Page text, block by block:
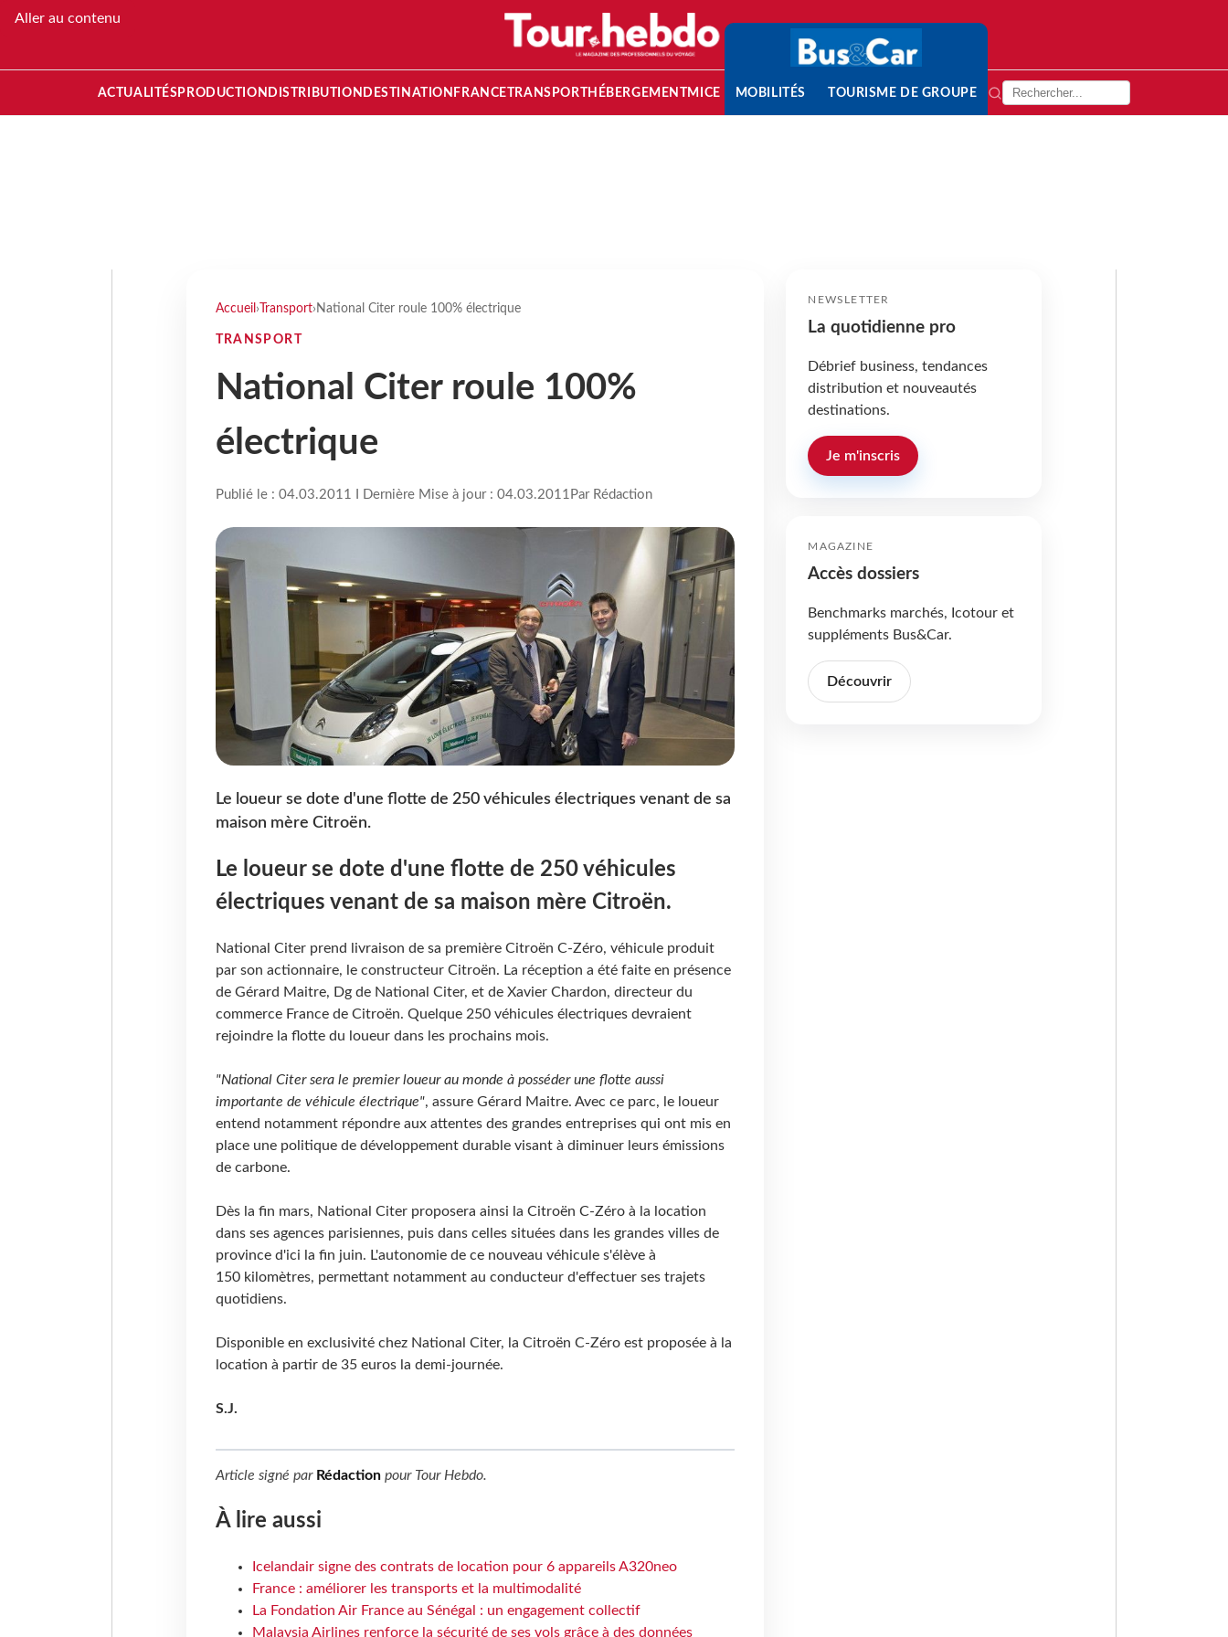
Aller au contenu
ACTUALITÉS PRODUCTION DISTRIBUTION DESTINATION FRANCETRANSPORT HÉBERGEMENTMICE MOBILITÉS TOURISME DE GROUPE
Accueil › Transport› National Citer roule 100% électrique
TRANSPORT
National Citer roule 100%
électrique
Publié le : 04.03.2011 I Dernière Mise à jour : 04.03.2011 Par Rédaction
Le loueur se dote d'une flotte de 250 véhicules électriques venant de sa
maison mère Citroën.
Le loueur se dote d'une flotte de 250 véhicules
électriques venant de sa maison mère Citroën.
National Citer prend livraison de sa première Citroën C-Zéro, véhicule produit
par son actionnaire, le constructeur Citroën. La réception a été faite en présence
de Gérard Maitre, Dg de National Citer, et de Xavier Chardon, directeur du
commerce France de Citroën. Quelque 250 véhicules électriques devraient
rejoindre la flotte du loueur dans les prochains mois.
"National Citer sera le premier loueur au monde à posséder une flotte aussi
importante de véhicule électrique", assure Gérard Maitre. Avec ce parc, le loueur
entend notamment répondre aux attentes des grandes entreprises qui ont mis en
place une politique de développement durable visant à diminuer leurs émissions
de carbone.
Dès la fin mars, National Citer proposera ainsi la Citroën C-Zéro à la location
dans ses agences parisiennes, puis dans celles situées dans les grandes villes de
province d'ici la fin juin. L'autonomie de ce nouveau véhicule s'élève à
150 kilomètres, permettant notamment au conducteur d'effectuer ses trajets
quotidiens.
Disponible en exclusivité chez National Citer, la Citroën C-Zéro est proposée à la
location à partir de 35 euros la demi-journée.
S.J.
Article signé par Rédactionpour Tour Hebdo.
À lire aussi
Icelandair signe des contrats de location pour 6 appareils A320neo
France : améliorer les transports et la multimodalité
La Fondation Air France au Sénégal : un engagement collectif
Malaysia Airlines renforce la sécurité de ses vols grâce à des données
NEWSLETTER
La quotidienne pro
Débrief business, tendances
distribution et nouveautés
destinations.
Je m'inscris
MAGAZINE
Accès dossiers
Benchmarks marchés, Icotour et
suppléments Bus&Car.
Découvrir